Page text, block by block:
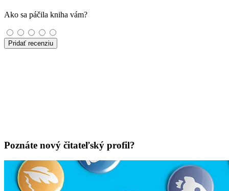
Ako sa páčila kniha vám?
Pridať recenziu
Poznáte nový čitateľský profil?